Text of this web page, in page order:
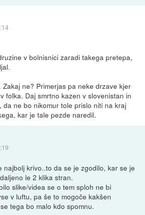
v bolnisnici zaradi takega pretepa,
ne? Primerjas pa neke drzave kjer
folka. Daj smrtno kazen v slovenistan in
da ne bo nikomur tole prislo niti na kraj
kar je tale pezde naredil.
najbolj krivo..to da se je zgodilo, kar se je
le 2 klika stran.
slike/videa se o tem sploh ne bi
v luftu, pa še to mogoče kakšen
tega bo malo kdo spomnu.